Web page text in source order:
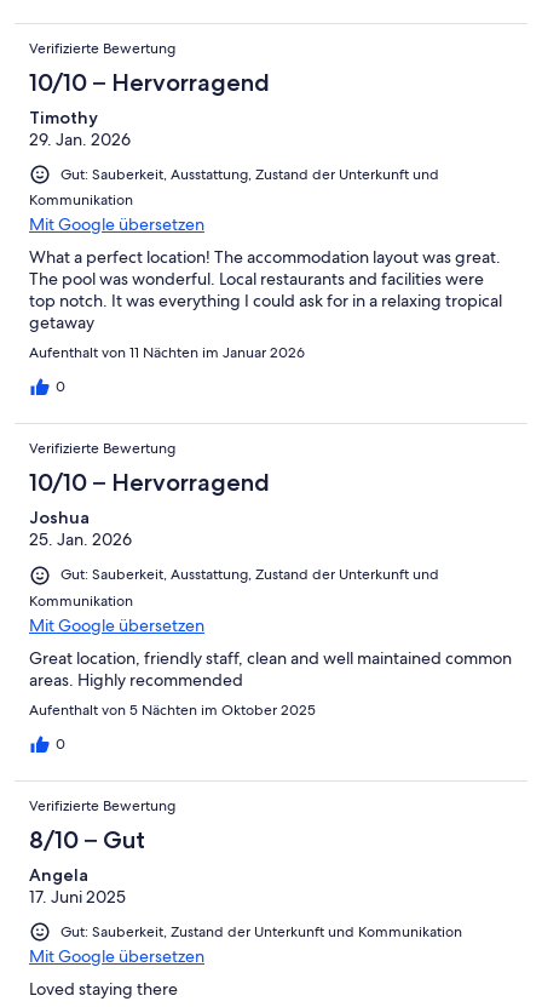
Verifizierte Bewertung
10/10 – Hervorragend
Timothy
29. Jan. 2026
Gut: Sauberkeit, Ausstattung, Zustand der Unterkunft und
Kommunikation
Mit Google übersetzen
What a perfect location! The accommodation layout was great.
The pool was wonderful. Local restaurants and facilities were
top notch. It was everything I could ask for in a relaxing tropical
getaway
Aufenthalt von 11 Nächten im Januar 2026
0
Verifizierte Bewertung
10/10 – Hervorragend
Joshua
25. Jan. 2026
Gut: Sauberkeit, Ausstattung, Zustand der Unterkunft und
Kommunikation
Mit Google übersetzen
Great location, friendly staff, clean and well maintained common
areas. Highly recommended
Aufenthalt von 5 Nächten im Oktober 2025
0
Verifizierte Bewertung
8/10 – Gut
Angela
17. Juni 2025
Gut: Sauberkeit, Zustand der Unterkunft und Kommunikation
Mit Google übersetzen
Loved staying there